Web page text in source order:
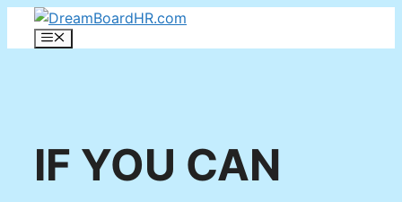
Preskočiť
Menu
IF YOU CAN